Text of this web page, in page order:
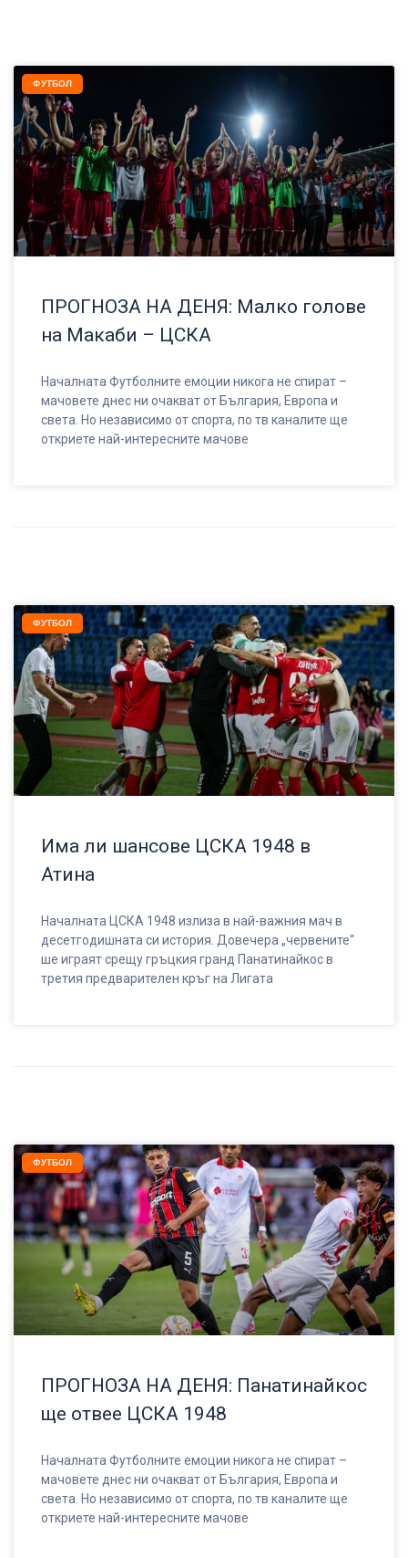
ФУТБОЛ
ПРОГНОЗА НА ДЕНЯ: Малко голове
на Макаби – ЦСКА
Началната Футболните емоции никога не спират –
мачовете днес ни очакват от България, Европа и
света. Но независимо от спорта, по тв каналите ще
откриете най-интересните мачове
ФУТБОЛ
Има ли шансове ЦСКА 1948 в
Атина
Началната ЦСКА 1948 излиза в най-важния мач в
десетгодишната си история. Довечера „червените“
ше играят срещу гръцкия гранд Панатинайкос в
третия предварителен кръг на Лигата
ФУТБОЛ
ПРОГНОЗА НА ДЕНЯ: Панатинайкос
ще отвее ЦСКА 1948
Началната Футболните емоции никога не спират –
мачовете днес ни очакват от България, Европа и
света. Но независимо от спорта, по тв каналите ще
откриете най-интересните мачове